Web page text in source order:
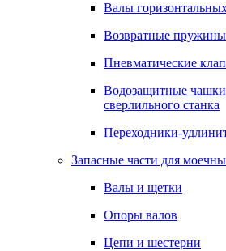
Валы
Возвратные пружины
Пневматические
Водозащитные
сверлильного станка
Переходники-
Запасные части для
Валы и щетки
Опоры валов
Цепи и шестерни